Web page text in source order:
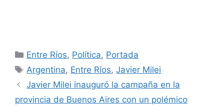
Categorías
Entre Ríos, Política, Portada
Etiquetas
Argentina, Entre Ríos,Javier Milei
Javier Milei inauguró la campaña en la
provincia de Buenos Aires con un polémico